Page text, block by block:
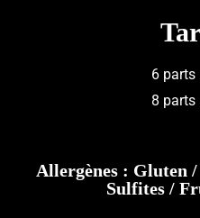
6 parts
8 parts
Allergènes : Gluten
Sulfites /